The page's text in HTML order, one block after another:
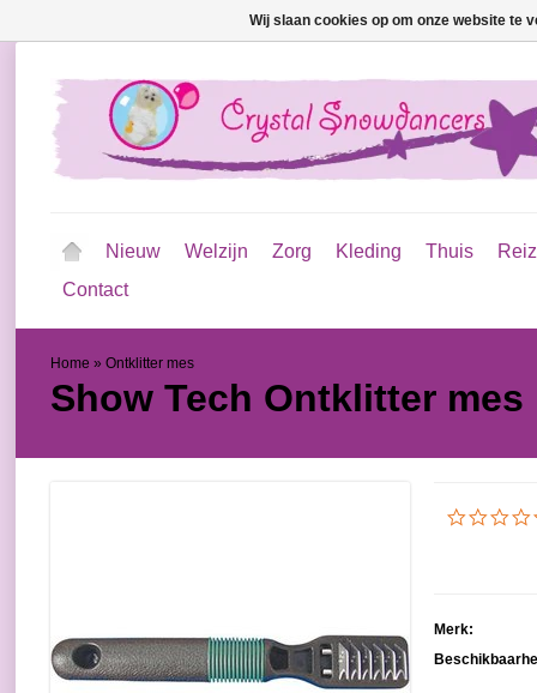
Nieuw Welzijn Zorg Kleding Thuis
Contact
Home » Ontklitter mes
Show Tech Ontklitter mes
Merk:
Wij slaan cookies op om onze website te